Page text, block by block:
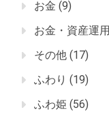
お金 (9)
お金・資産運用
その他 (17)
ふわり (19)
ふわ姫 (56)